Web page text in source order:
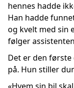
hennes hadde
Han hadde
og kvelt med sin
følger
Det er den
på. Hun stiller